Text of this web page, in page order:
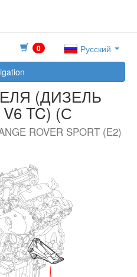
0
Русский
(ДИЗЕЛЬ
TC) (С
ROVER SPORT (E2)